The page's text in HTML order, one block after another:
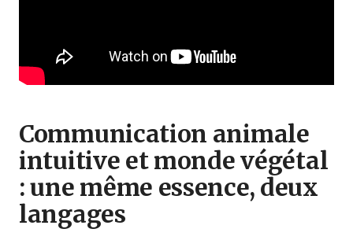
Communication animale
intuitive et monde végétal
: une même essence, deux
langages